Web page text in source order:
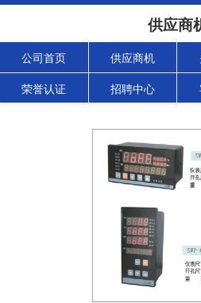
供应商
公司首页 供应商机
荣誉认证 招聘中心